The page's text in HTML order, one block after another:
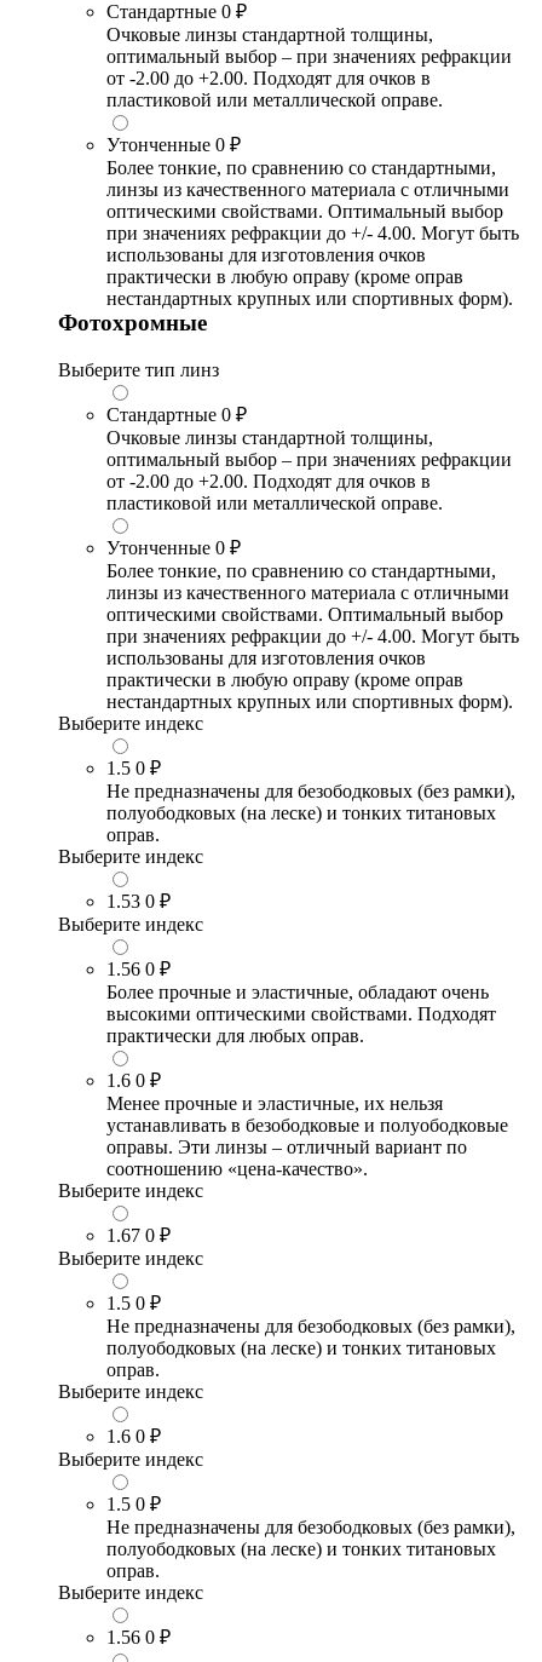
Стандартные 0 ₽
Очковые линзы стандартной толщины,
оптимальный выбор – при значениях рефракции
от -2.00 до +2.00. Подходят для очков в
пластиковой или металлической оправе.
Утонченные 0 ₽
Более тонкие, по сравнению со стандартными,
линзы из качественного материала с отличными
оптическими свойствами. Оптимальный выбор
при значениях рефракции до +/- 4.00. Могут быть
использованы для изготовления очков
практически в любую оправу (кроме оправ
нестандартных крупных или спортивных форм).
Фотохромные
Выберите тип линз
Стандартные 0 ₽
Очковые линзы стандартной толщины,
оптимальный выбор – при значениях рефракции
от -2.00 до +2.00. Подходят для очков в
пластиковой или металлической оправе.
Утонченные 0 ₽
Более тонкие, по сравнению со стандартными,
линзы из качественного материала с отличными
оптическими свойствами. Оптимальный выбор
при значениях рефракции до +/- 4.00. Могут быть
использованы для изготовления очков
практически в любую оправу (кроме оправ
нестандартных крупных или спортивных форм).
Выберите индекс
1.5 0 ₽
Не предназначены для безободковых (без рамки),
полуободковых (на леске) и тонких титановых
оправ.
Выберите индекс
1.53 0 ₽
Выберите индекс
1.56 0 ₽
Более прочные и эластичные, обладают очень
высокими оптическими свойствами. Подходят
практически для любых оправ.
1.6 0 ₽
Менее прочные и эластичные, их нельзя
устанавливать в безободковые и полуободковые
оправы. Эти линзы – отличный вариант по
соотношению «цена-качество».
Выберите индекс
1.67 0 ₽
Выберите индекс
1.5 0 ₽
Не предназначены для безободковых (без рамки),
полуободковых (на леске) и тонких титановых
оправ.
Выберите индекс
1.6 0 ₽
Выберите индекс
1.5 0 ₽
Не предназначены для безободковых (без рамки),
полуободковых (на леске) и тонких титановых
оправ.
Выберите индекс
1.56 0 ₽